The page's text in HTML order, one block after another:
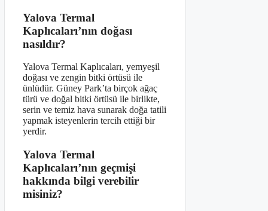
Yalova Termal
Kaplıcaları’nın doğası
nasıldır?
Yalova Termal Kaplıcaları, yemyeşil
doğası ve zengin bitki örtüsü ile
ünlüdür. Güney Park’ta birçok ağaç
türü ve doğal bitki örtüsü ile birlikte,
serin ve temiz hava sunarak doğa tatili
yapmak isteyenlerin tercih ettiği bir
yerdir.
Yalova Termal
Kaplıcaları’nın geçmişi
hakkında bilgi verebilir
misiniz?